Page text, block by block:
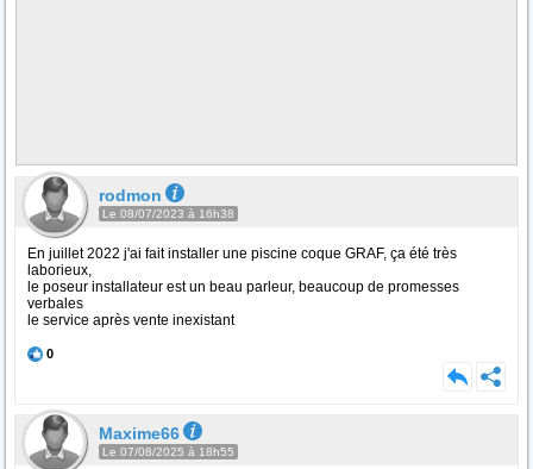
rodmon
Le 08/07/2023 à 16h38
En juillet 2022 j'ai fait installer une piscine coque GRAF, ça été très
laborieux,
le poseur installateur est un beau parleur, beaucoup de promesses
verbales
le service après vente inexistant
0
Maxime66
Le 07/08/2025 à 18h55